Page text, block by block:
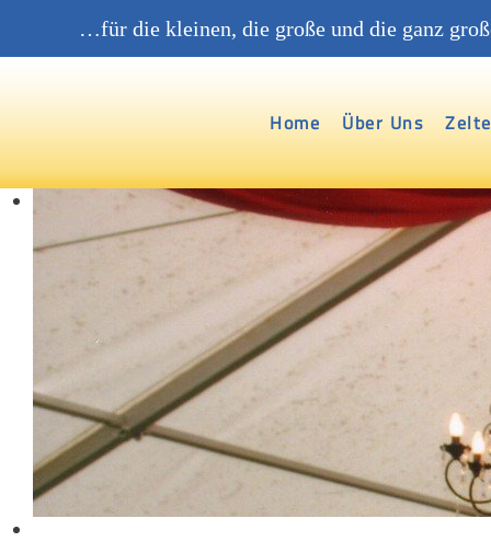
…für die kleinen, die große und die ganz
Home Über Uns Zelte